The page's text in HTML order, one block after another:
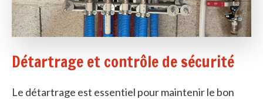
Détartrage et contrôle de sécurité
Le détartrage est essentiel pour maintenir le bon